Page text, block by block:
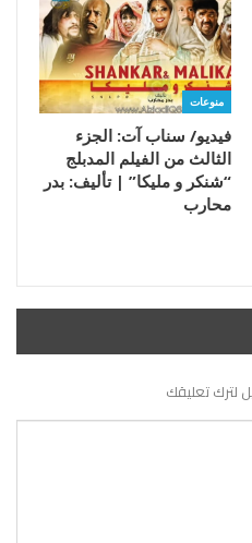
منوعات
فيديو/ سناب آت: الجزء
الثالث من الفيلم المدبلج
“شنكر و مليكا” | تأليف: بدر
محارب
لترك تعليقك